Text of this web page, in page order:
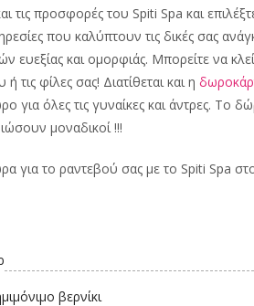
τις προσφορές του Spiti Spa και
που καλύπτουν τις δικές σας
ευεξίας και ομορφιάς. Μπορείτε να
τις φίλες σας! Διατίθεται και η
για όλες τις γυναίκες και άντρες. Το
μοναδικοί !!!
για το ραντεβού σας με το Spiti Spa
βερνίκι